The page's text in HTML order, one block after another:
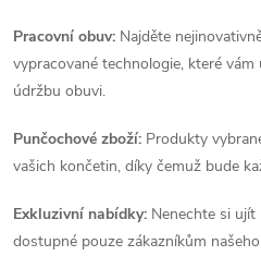
Pracovní obuv: Najděte
vypracované technologie, které
údržbu obuvi.
Punčochové zboží: Produkty
vašich končetin, díky čemuž bude
Exkluzivní nabídky: Nenechte si ujít
dostupné pouze zákazníkům